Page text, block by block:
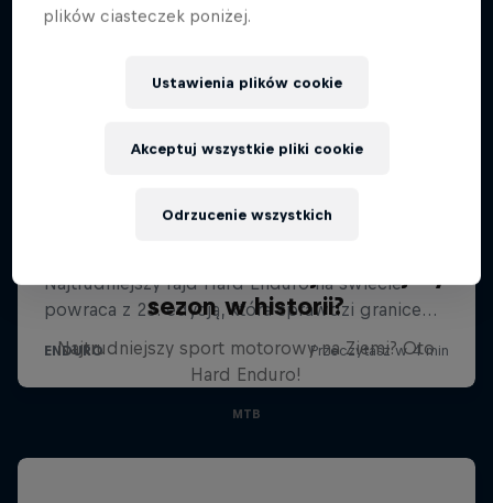
sezon w historii?
Najtrudniejszy sport motorowy na Ziemi? Oto
Hard Enduro!
MTB
plików ciasteczek poniżej.
Ustawienia plików cookie
Odrzucenie wszystkich
Akceptuj wszystkie pliki cookie